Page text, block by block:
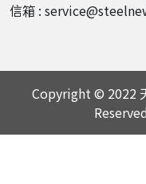
信箱 :
Copyright © 2022